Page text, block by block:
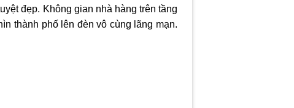
đẹp. Không gian nhà hàng trên tầng
thành phố lên đèn vô cùng lãng mạn.